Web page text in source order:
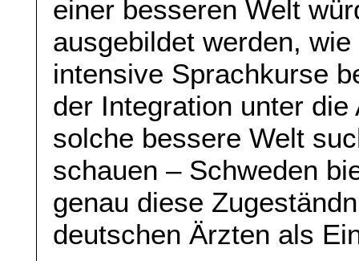
einer besseren Welt
ausgebildet werden,
intensive Sprachkurse
der Integration unter
solche bessere Welt
schauen – Schweden
genau diese
deutschen Ärzten als